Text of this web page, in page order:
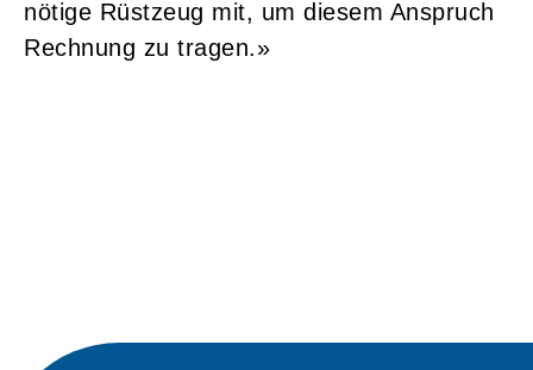
nötige Rüstzeug mit, um diesem Anspruch
Rechnung zu tragen.»